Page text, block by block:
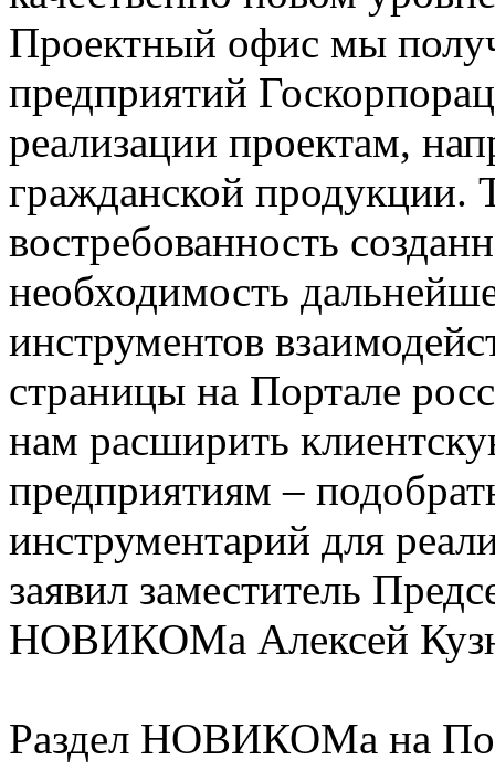
Проектный офис мы
предприятий
реализации проектам,
гражданской продукции.
востребованность
необходимость
инструментов
страницы на Портале
нам расширить
предприятиям –
инструментарий для
заявил заместитель
НОВИКОМа Алексей
Раздел НОВИКОМа на